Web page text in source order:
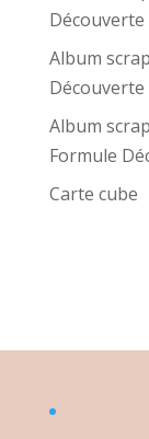
Découverte
Album
Découverte
Album
Formule
Carte cube